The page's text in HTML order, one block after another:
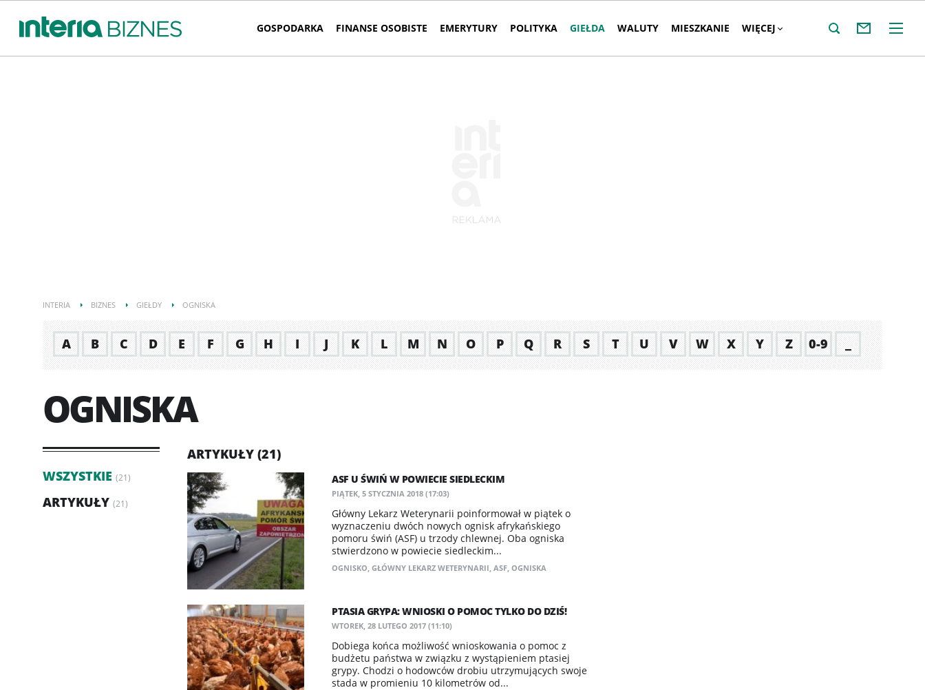
GOSPODARKA FINANSE OSOBISTE EMERYTURY POLITYKA GIEŁDA WALUTY MIESZKANIE WIĘCEJ
INTERIA BIZNES GIEŁDY OGNISKA
A B C D E F G H I J K L M N O P Q R S T U V W X Y Z 0-9
OGNISKA
WSZYSTKIE (21)
ARTYKUŁY (21)
ARTYKUŁY (21)
ASF U ŚWIŃ W POWIECIE SIEDLECKIM
PIĄTEK, 5 STYCZNIA 2018 (17:03)
Główny Lekarz Weterynarii poinformował w piątek o
wyznaczeniu dwóch nowych ognisk afrykańskiego
pomoru świń (ASF) u trzody chlewnej. Oba ogniska
stwierdzono w powiecie siedleckim...
OGNISKO, GŁÓWNY LEKARZ WETERYNARII, ASF, OGNISKA
PTASIA GRYPA: WNIOSKI O POMOC TYLKO DO DZIŚ!
WTOREK, 28 LUTEGO 2017 (11:10)
Dobiega końca możliwość wnioskowania o pomoc z
budżetu państwa w związku z wystąpieniem ptasiej
grypy. Chodzi o hodowców drobiu utrzymujących swoje
stada w promieniu 10 kilometrów od...